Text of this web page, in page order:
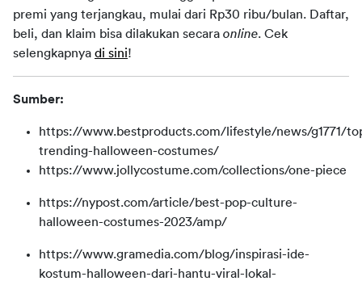
premi yang terjangkau, mulai dari Rp30 ribu/bulan. Daftar,
beli, dan klaim bisa dilakukan secara online. Cek
selengkapnya di sini!
Sumber:
https://www.bestproducts.com/lifestyle/news/g1771/
trending-halloween-costumes/
https://www.jollycostume.com/collections/one-piece
https://nypost.com/article/best-pop-culture-
halloween-costumes-2023/amp/
https://www.gramedia.com/blog/inspirasi-ide-
kostum-halloween-dari-hantu-viral-lokal-